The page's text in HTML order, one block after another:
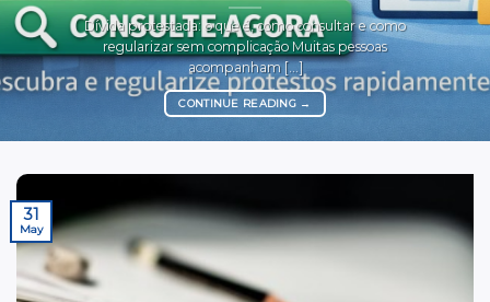
Dívida protestada: o que é, como consultar e como
regularizar sem complicação Muitas pessoas
acompanham [...]
CONTINUE READING →
31
May